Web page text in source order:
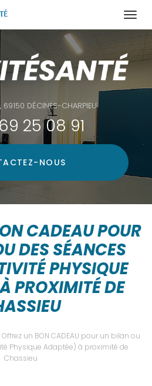
69150 DÉCINES-CHARPIEU
25 08 91
NOUS
CADEAU POUR
DES SÉANCES
PHYSIQUE
PROXIMITÉ DE
Offrez un BON CADEAU pour un bilan ou
Physique Adaptée) à proximité de
Chassieu